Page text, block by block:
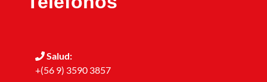
Salud:
+(56 9) 3590 3857